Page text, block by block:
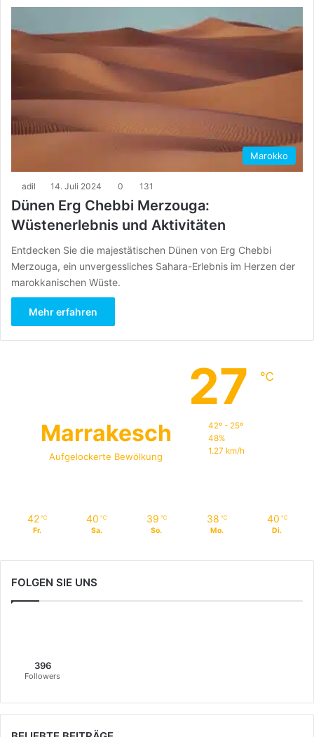
Marokko
adil 14. Juli 2024 0 131
Dünen Erg Chebbi Merzouga:
Wüstenerlebnis und Aktivitäten
Entdecken Sie die majestätischen Dünen von Erg Chebbi
Merzouga, ein unvergessliches Sahara-Erlebnis im Herzen der
marokkanischen Wüste.
Mehr erfahren
Marrakesch
Aufgelockerte Bewölkung
27 ℃
42º - 25º
48%
1.27 km/h
42 ℃
Fr.
40 ℃
Sa.
39 ℃
So.
38 ℃
Mo.
40 ℃
Di.
FOLGEN SIE UNS
396
Followers